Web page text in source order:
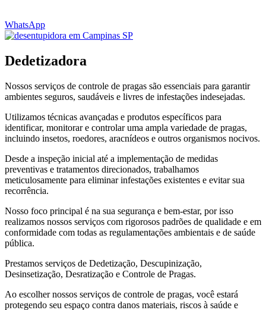
WhatsApp
Dedetizadora
Nossos serviços de controle de pragas são essenciais para garantir
ambientes seguros, saudáveis e livres de infestações indesejadas.
Utilizamos técnicas avançadas e produtos específicos para
identificar, monitorar e controlar uma ampla variedade de pragas,
incluindo insetos, roedores, aracnídeos e outros organismos nocivos.
Desde a inspeção inicial até a implementação de medidas
preventivas e tratamentos direcionados, trabalhamos
meticulosamente para eliminar infestações existentes e evitar sua
recorrência.
Nosso foco principal é na sua segurança e bem-estar, por isso
realizamos nossos serviços com rigorosos padrões de qualidade e em
conformidade com todas as regulamentações ambientais e de saúde
pública.
Prestamos serviços de Dedetização, Descupinização,
Desinsetização, Desratização e Controle de Pragas.
Ao escolher nossos serviços de controle de pragas, você estará
protegendo seu espaço contra danos materiais, riscos à saúde e